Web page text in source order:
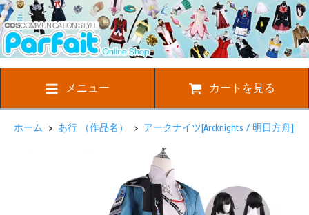
メニュー カートを見る
ホーム > あ行 （作品名） > アークナイツ[Arcknights / 明日方舟]